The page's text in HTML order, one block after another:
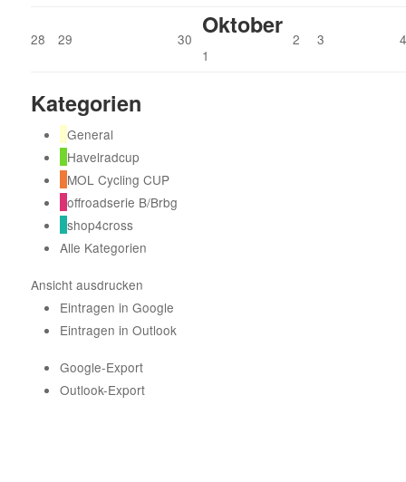
28 29 30 Oktober
1
2 3
Kategorien
General
Havelradcup
MOL Cycling CUP
offroadserie B/Brbg
shop4cross
Alle Kategorien
Ansicht ausdrucken
Eintragen in Google
Eintragen in Outlook
Google-Export
Outlook-Export